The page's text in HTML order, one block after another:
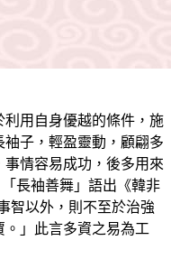
用自身優越的條件，施
子，輕盈靈動，顧翩多
情容易成功，後多用來
長袖善舞」語出《韓非
智以外，則不至於治強
」此言多資之易為工